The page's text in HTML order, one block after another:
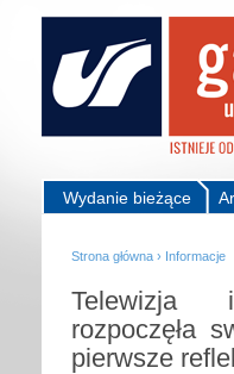
Wydanie bieżące
Strona główna › Informacje
Telewizja
rozpoczęła
pierwsze